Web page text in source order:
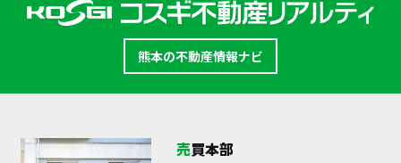
熊本の不動産情報ナビ
売買本部